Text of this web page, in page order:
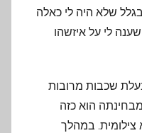
שלא היה לי כאלה
לי על איזשהו
שכבות מרובות
הוא כזה
צילומית. במהלך